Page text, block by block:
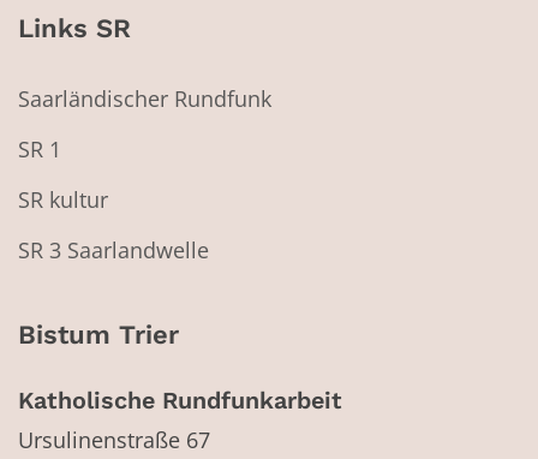
Links SR
Saarländischer Rundfunk
SR 1
SR kultur
SR 3 Saarlandwelle
Bistum Trier
Katholische Rundfunkarbeit
Ursulinenstraße 67